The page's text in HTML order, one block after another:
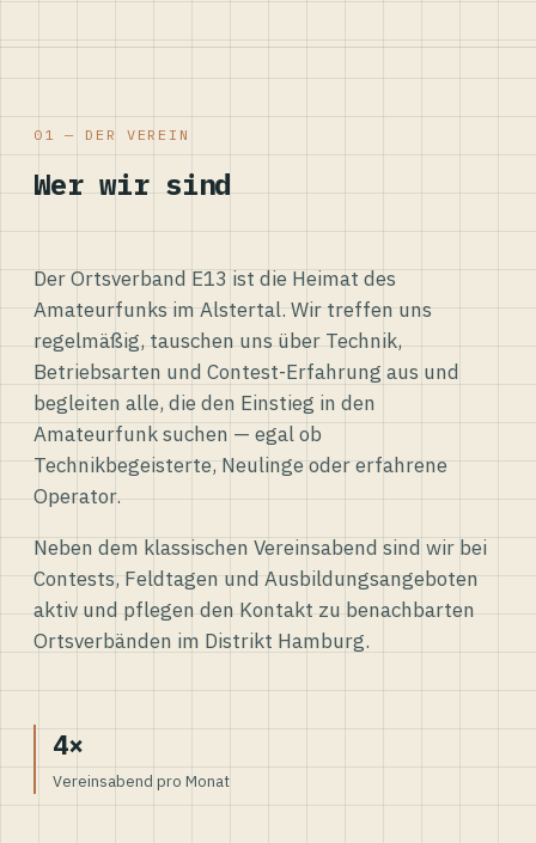
01 — DER VEREIN
Wer wir sind
Der Ortsverband E13 ist die Heimat des
Amateurfunks im Alstertal. Wir treffen uns
regelmäßig, tauschen uns über Technik,
Betriebsarten und Contest-Erfahrung aus und
begleiten alle, die den Einstieg in den
Amateurfunk suchen — egal ob
Technikbegeisterte, Neulinge oder erfahrene
Operator.
Neben dem klassischen Vereinsabend sind wir bei
Contests, Feldtagen und Ausbildungsangeboten
aktiv und pflegen den Kontakt zu benachbarten
Ortsverbänden im Distrikt Hamburg.
4×
Vereinsabend pro Monat